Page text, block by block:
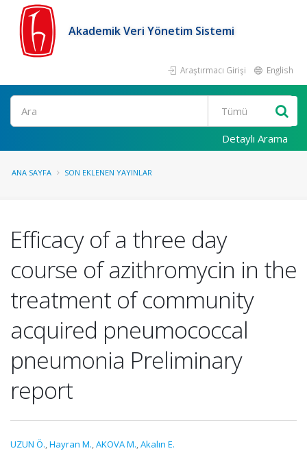
Akademik Veri Yönetim Sistemi
Araştırmacı Girişi English
Ara
Detaylı Arama
ANA SAYFA SON EKLENEN YAYINLAR
Efficacy of a three day
course of azithromycin in the
treatment of community
acquired pneumococcal
pneumonia Preliminary
report
UZUN Ö.,Hayran M.,AKOVA M.,Akalın E.